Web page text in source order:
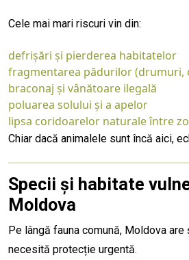
Cele mai mari riscuri vin din:
defrișări și pierderea habitatelor
fragmentarea pădurilor (drumuri,
braconaj și vânătoare ilegală
poluarea solului și a apelor
lipsa coridoarelor naturale între
Chiar dacă animalele sunt încă aici,
Specii și habitate
Moldova
Pe lângă fauna comună, Moldova
necesită protecție urgentă.